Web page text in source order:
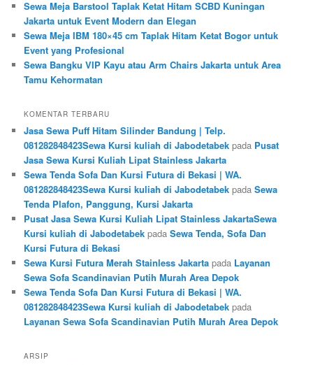
Sewa Meja Barstool Taplak Ketat Hitam SCBD Kuningan
Jakarta untuk Event Modern dan Elegan
Sewa Meja IBM 180×45 cm Taplak Hitam Ketat Bogor untuk
Event yang Profesional
Sewa Bangku VIP Kayu atau Arm Chairs Jakarta untuk Area
Tamu Kehormatan
KOMENTAR TERBARU
Jasa Sewa Puff Hitam Silinder Bandung | Telp.
081282848423Sewa Kursi kuliah di Jabodetabek pada Pusat
Jasa Sewa Kursi Kuliah Lipat Stainless Jakarta
Sewa Tenda Sofa Dan Kursi Futura di Bekasi | WA.
081282848423Sewa Kursi kuliah di Jabodetabek padaSewa
Tenda Plafon, Panggung, Kursi Jakarta
Pusat Jasa Sewa Kursi Kuliah Lipat Stainless JakartaSewa
Kursi kuliah di Jabodetabek padaSewa Tenda, Sofa Dan
Kursi Futura di Bekasi
Sewa Kursi Futura Merah Stainless Jakarta pada Layanan
Sewa Sofa Scandinavian Putih Murah Area Depok
Sewa Tenda Sofa Dan Kursi Futura di Bekasi | WA.
081282848423Sewa Kursi kuliah di Jabodetabek pada
Layanan Sewa Sofa Scandinavian Putih Murah Area Depok
ARSIP